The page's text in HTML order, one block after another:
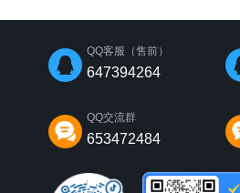
QQ客服（售前）
647394264
QQ交流群
653472484